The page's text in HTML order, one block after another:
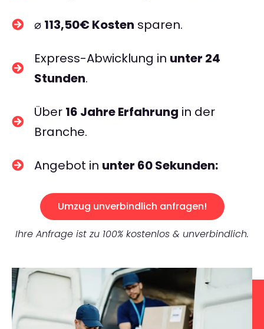
⌀ 113,50€ Kosten sparen.
Express-Abwicklung in unter 24
Stunden.
Über 16 Jahre Erfahrung in der
Branche.
Angebot in unter 60 Sekunden:
Umzug unverbindlich anfragen!
Ihre Anfrage ist zu 100% kostenlos & unverbindlich.